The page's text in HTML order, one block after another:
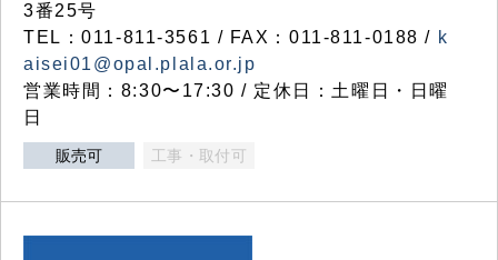
3番25号
TEL：011-811-3561 / FAX：011-811-0188 / k
aisei01@opal.plala.or.jp
営業時間：8:30〜17:30 / 定休日：土曜日・日曜
日
販売可 工事・取付可